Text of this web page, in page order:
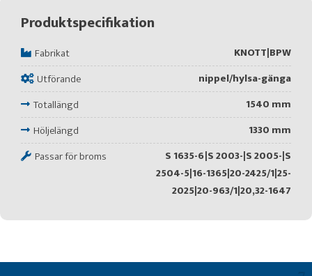
Produktspecifikation
Fabrikat
KNOTT|BPW
Utförande
nippel/hylsa-gänga
Totallängd
1540 mm
Höljelängd
1330 mm
Passar för broms
S 1635-6|S 2003-|S 2005-|S
2504-5|16-1365|20-2425/1|25-
2025|20-963/1|20,32-1647